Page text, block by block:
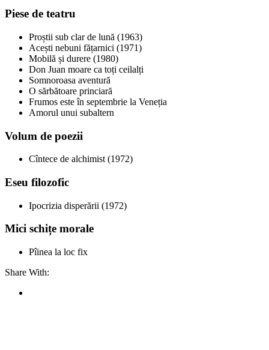
Piese de teatru
Proștii sub clar de lună (1963)
Acești nebuni fățarnici (1971)
Mobilă și durere (1980)
Don Juan moare ca toți ceilalți
Somnoroasa aventură
O sărbătoare princiară
Frumos este în septembrie la Veneția
Amorul unui subaltern
Volum de poezii
Cîntece de alchimist (1972)
Eseu filozofic
Ipocrizia disperării (1972)
Mici schițe morale
Pîinea la loc fix
Share With: